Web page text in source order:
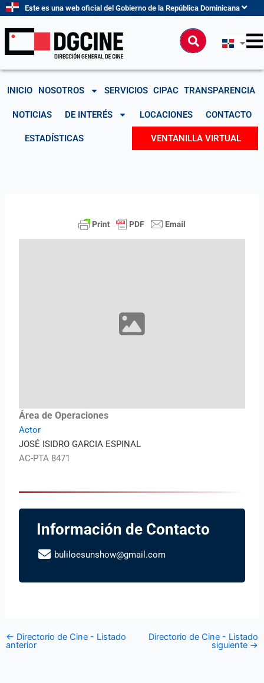
contenido
Este es una web oficial del Gobierno de la República Dominicana
Buscar
INICIO NOSOTROS SERVICIOS CIPAC TRANSPARENCIA
NOTICIAS DE INTERÉS LOCACIONES CONTACTO
ESTADÍSTICAS VENTANILLA VIRTUAL
Área de Operaciones
Actor
JOSÉ ISIDRO GARCIA ESPINAL
AC-PTA 8471
Información de Contacto
buliloesunshow@gmail.com
← Directorio de Cine - Listado
anterior
Directorio de Cine - Listado
siguiente →